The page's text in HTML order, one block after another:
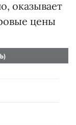
оказывает
цены